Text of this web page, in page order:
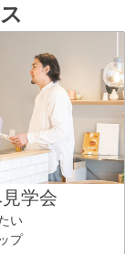
学会
い
プ